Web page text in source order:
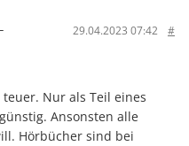
29.04.2023 07:42 #
Nur als Teil eines
Ansonsten alle
Hörbücher sind bei